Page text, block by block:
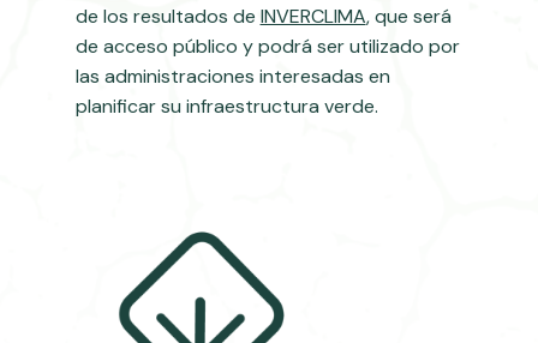
de los resultados de INVERCLIMA, que será
de acceso público y podrá ser utilizado por
las administraciones interesadas en
planificar su infraestructura verde.